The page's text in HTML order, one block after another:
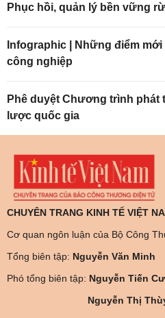
Phục hồi, quản lý bền vững
Infographic | Những điểm
công nghiệp
Phê duyệt Chương trình phát
lược quốc gia
CHUYÊN TRANG KINH TẾ VIỆT
Cơ quan ngôn luận của Bộ Công
Tổng biên tập: Nguyễn Văn Minh
Phó tổng biên tập: Nguyễn Tiến
Nguyễn Thị